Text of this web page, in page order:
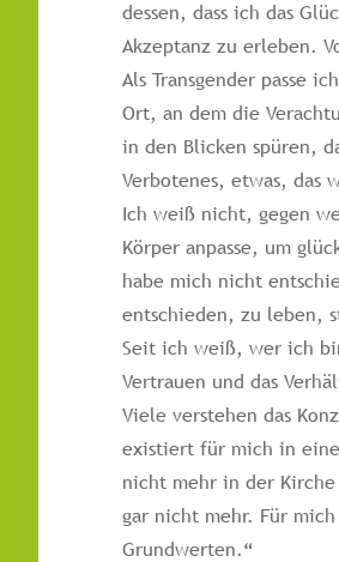
dessen, dass ich das
Akzeptanz zu erleben.
Als Transgender passe
Ort, an dem die
in den Blicken spüren,
Verbotenes, etwas,
Ich weiß nicht, gegen
Körper anpasse, um
habe mich nicht
entschieden, zu leben,
Seit ich weiß, wer ich
Vertrauen und das
Viele verstehen das
existiert für mich in
nicht mehr in der
gar nicht mehr. Für
Grundwerten.“